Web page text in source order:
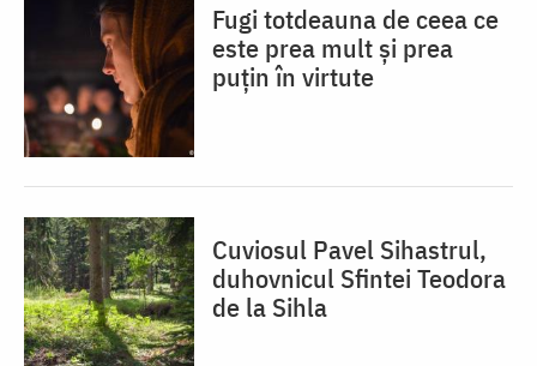
Fugi totdeauna de ceea ce
este prea mult și prea
puțin în virtute
Cuviosul Pavel Sihastrul,
duhovnicul Sfintei Teodora
de la Sihla